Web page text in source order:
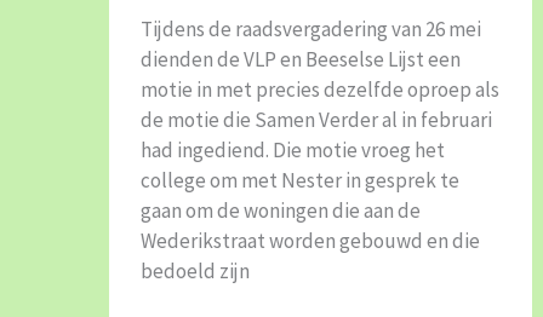
Tijdens de raadsvergadering van 26 mei
dienden de VLP en Beeselse Lijst een
motie in met precies dezelfde oproep als
de motie die Samen Verder al in februari
had ingediend. Die motie vroeg het
college om met Nester in gesprek te
gaan om de woningen die aan de
Wederikstraat worden gebouwd en die
bedoeld zijn